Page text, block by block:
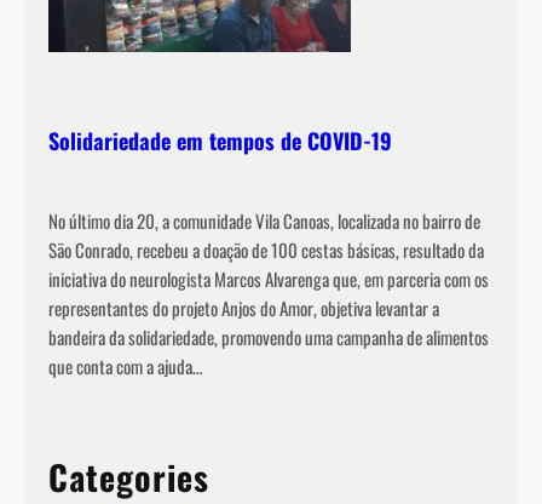
Solidariedade em tempos de COVID-19
No último dia 20, a comunidade Vila Canoas, localizada no bairro de
São Conrado, recebeu a doação de 100 cestas básicas, resultado da
iniciativa do neurologista Marcos Alvarenga que, em parceria com os
representantes do projeto Anjos do Amor, objetiva levantar a
bandeira da solidariedade, promovendo uma campanha de alimentos
que conta com a ajuda…
Categories